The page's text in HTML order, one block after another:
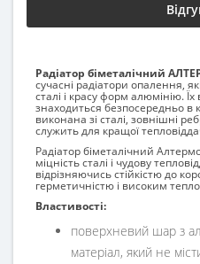
Радіатор біметалічний
сучасні радіатори опалення,
сталі і красу форм алюмінію.
знаходиться безпосередньо в
виконана зі сталі, зовнішні
служить для кращої
Радіатор біметалічний
міцність сталі і чудову
відрізняючись стійкістю до
герметичністю і високим
Властивості:
поверхневий шар з
матеріал, який не